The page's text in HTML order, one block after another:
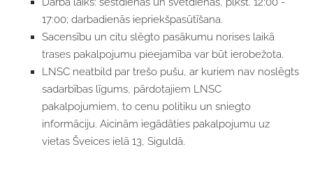
17:00; darbadienās iepriekšpasūtīšana.
Sacensību un citu slēgto pasākumu norises laikā
trases pakalpojumu pieejamība var būt ierobežota.
LNSC neatbild par trešo pušu, ar kuriem nav noslēgts
sadarbības līgums, pārdotajiem LNSC
pakalpojumiem, to cenu politiku un sniegto
informāciju. Aicinām iegādāties pakalpojumu uz
vietas Šveices ielā 13, Siguldā.